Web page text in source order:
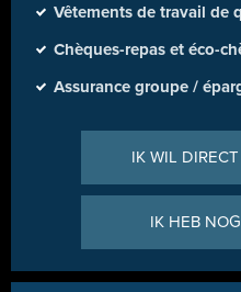
Vêtements de travail de
Chèques-repas et éco-
Assurance groupe /
IK WIL
IK HEB